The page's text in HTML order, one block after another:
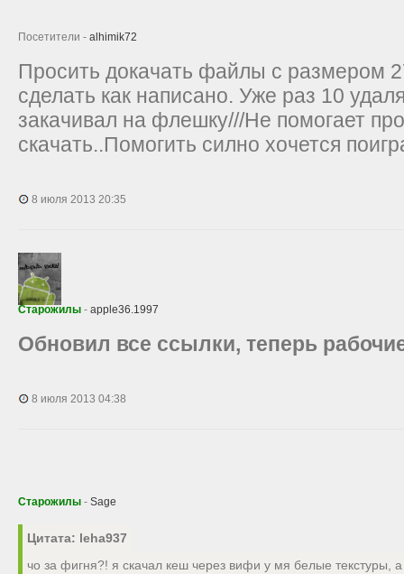
Посетители - alhimik72
Просить докачать файлы с размером
сделать как написано. Уже раз 10
закачивал на флешку///Не помогает
скачать..Помогить силно хочется
8 июля 2013 20:35
Старожилы - apple36.1997
Обновил все ссылки, теперь
8 июля 2013 04:38
Старожилы - Sage
Цитата: leha937
чо за фигня?! я скачал кеш через вифи у мя белые текстуры,